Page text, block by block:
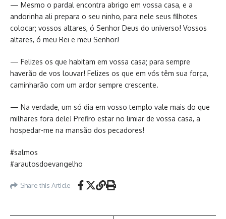
— Mesmo o pardal encontra abrigo em vossa casa, e a
andorinha ali prepara o seu ninho, para nele seus filhotes
colocar; vossos altares, ó Senhor Deus do universo! Vossos
altares, ó meu Rei e meu Senhor!
— Felizes os que habitam em vossa casa; para sempre
haverão de vos louvar! Felizes os que em vós têm sua força,
caminharão com um ardor sempre crescente.
— Na verdade, um só dia em vosso templo vale mais do que
milhares fora dele! Prefiro estar no limiar de vossa casa, a
hospedar-me na mansão dos pecadores!
#salmos
#arautosdoevangelho
Share this Article